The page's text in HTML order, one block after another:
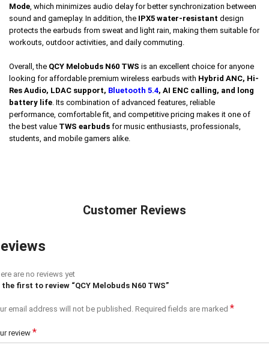
Mode, which minimizes audio delay for better synchronization between
sound and gameplay. In addition, the IPX5 water-resistant design
protects the earbuds from sweat and light rain, making them suitable for
workouts, outdoor activities, and daily commuting.
Overall, the QCY Melobuds N60 TWS is an excellent choice for anyone
looking for affordable premium wireless earbuds with Hybrid ANC, Hi-
Res Audio, LDAC support, Bluetooth 5.4, AI ENC calling, and long
battery life. Its combination of advanced features, reliable
performance, comfortable fit, and competitive pricing makes it one of
the best value TWS earbuds for music enthusiasts, professionals,
students, and mobile gamers alike.
Customer Reviews
are no reviews yet
the first to review “QCY Melobuds N60 TWS”
email address will not be published. Required fields are marked *
review *